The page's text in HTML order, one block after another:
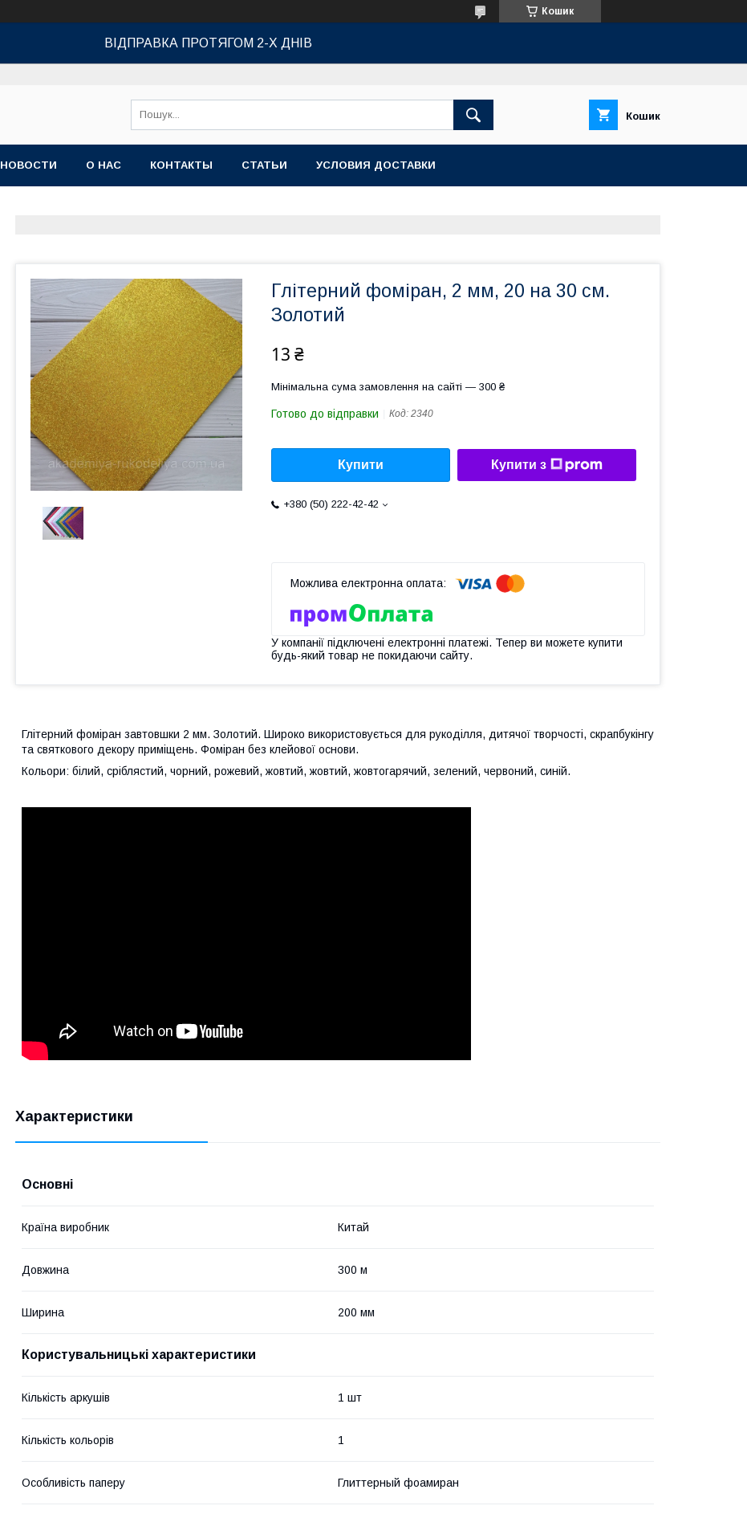
Кошик
ВІДПРАВКА ПРОТЯГОМ 2-Х ДНІВ
Кошик
НОВОСТИ О НАС КОНТАКТЫ СТАТЬИ УСЛОВИЯ ДОСТАВКИ
Глітерний фоміран, 2 мм, 20 на 30 см.
Золотий
13 ₴
Мінімальна сума замовлення на сайті — 300 ₴
Готово до відправки Код: 2340
Купити Купити з
+380 (50) 222-42-42
У компанії підключені електронні платежі. Тепер ви можете купити
будь-який товар не покидаючи сайту.
Глітерний фоміран завтовшки 2 мм. Золотий. Широко використовується для рукоділля, дитячої творчості, скрапбукінгу
та святкового декору приміщень. Фоміран без клейової основи.
Кольори: білий, сріблястий, чорний, рожевий, жовтий, жовтий, жовтогарячий, зелений, червоний, синій.
Характеристики
Основні
Країна виробник Китай
Довжина 300 м
Ширина 200 мм
Користувальницькі характеристики
Кількість аркушів 1 шт
Кількість кольорів 1
Особливість паперу Глиттерный фоамиран